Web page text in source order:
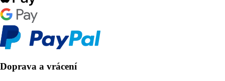
Doprava a vrácení